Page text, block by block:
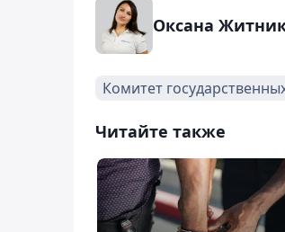
Оксана
Комитет
Читайте также